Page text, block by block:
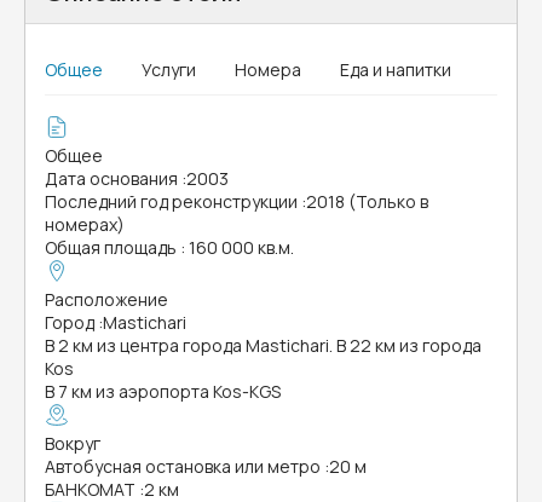
Общее Услуги Номера Еда и напитки
Общее
Дата основания :2003
Последний год реконструкции :2018 (Только в
номерах)
Общая площадь : 160 000 кв.м.
Расположение
Город :Mastichari
В 2 км из центра города Mastichari. В 22 км из города
Kos
В 7 км из аэропорта Kos-KGS
Вокруг
Автобусная остановка или метро :20 м
БАНКОМАТ :2 км